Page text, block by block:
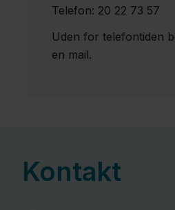
Telefon: 20 22 73 57
Uden for telefontiden
en mail.
Kontakt